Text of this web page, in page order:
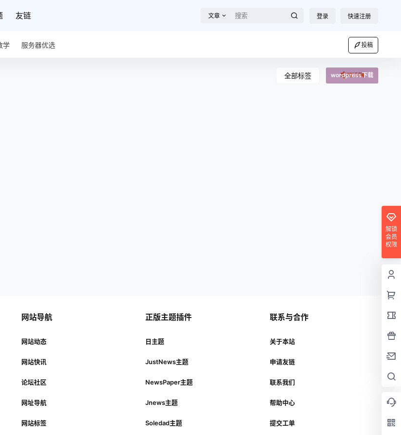
友链 文章 登录 快速注册
学 服务器优选 投稿
全部标签 wordpress下载
解锁
会员
权限
网站导航
网站动态
网站快讯
论坛社区
网址导航
网站标签
正版主题插件
日主题
JustNews主题
NewsPaper主题
Jnews主题
Soledad主题
联系与合作
关于本站
申请友链
联系我们
帮助中心
提交工单